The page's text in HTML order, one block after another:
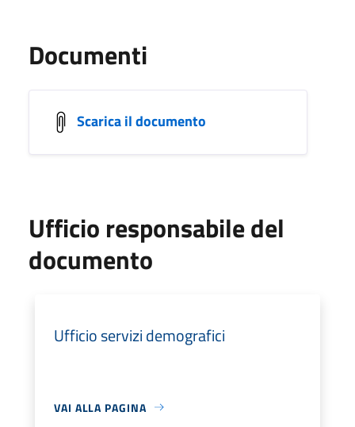
Documenti
Scarica il documento
Ufficio responsabile del
documento
Ufficio servizi demografici
VAI ALLA PAGINA